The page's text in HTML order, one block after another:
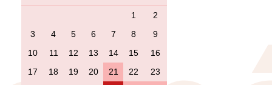
1
2
3
4 5 6 7 8
9
10
11 12 13 14 15
16
17
18 19 20 21 22
23